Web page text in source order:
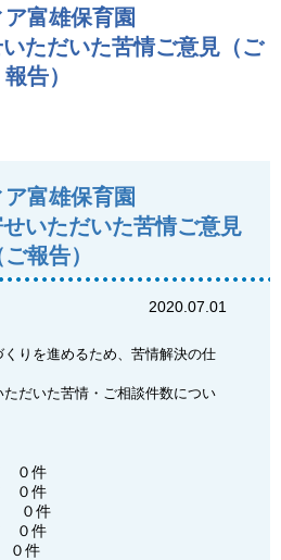
ア富雄保育園
ただいた苦情ご意見（ご
報告）
ア富雄保育園
いただいた苦情ご意見
ご報告）
2020.07.01
りを進めるため、苦情解決の仕
ただいた苦情・ご相談件数につい
０件
０件
０件
０件
件